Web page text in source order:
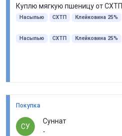
Куплю мягкую пшеницу от СХТП
Насыпью СХТП Клейковина 25%
Насыпью СХТП Клейковина 25%
Покупка
СУ
Суннат
-